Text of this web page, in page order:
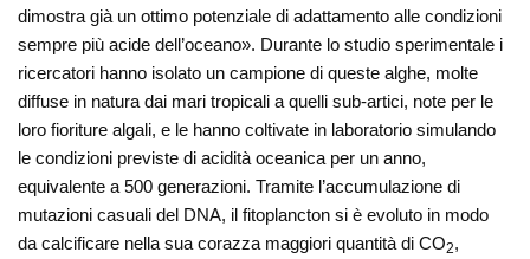
dimostra già un ottimo potenziale di adattamento alle condizioni
sempre più acide dell’oceano». Durante lo studio sperimentale i
ricercatori hanno isolato un campione di queste alghe, molte
diffuse in natura dai mari tropicali a quelli sub-artici, note per le
loro fioriture algali, e le hanno coltivate in laboratorio simulando
le condizioni previste di acidità oceanica per un anno,
equivalente a 500 generazioni. Tramite l’accumulazione di
mutazioni casuali del DNA, il fitoplancton si è evoluto in modo
da calcificare nella sua corazza maggiori quantità di CO2,